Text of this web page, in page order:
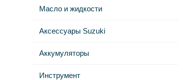
Масло и жидкости
Аксессуары Suzuki
Аккумуляторы
Инструмент